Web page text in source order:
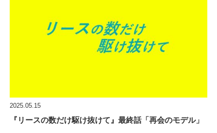
2025.05.15
『リースの数だけ駆け抜けて』最終話「再会のモデル」